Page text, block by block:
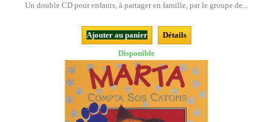
Un double CD pour enfants, à partager en famille, par le groupe de...
Ajouter au panier
Détails
Disponible